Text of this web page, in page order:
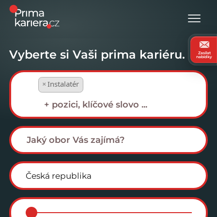
Vyberte si Vaši prima kariéru.
×Instalatér
Zasílat
nabídky